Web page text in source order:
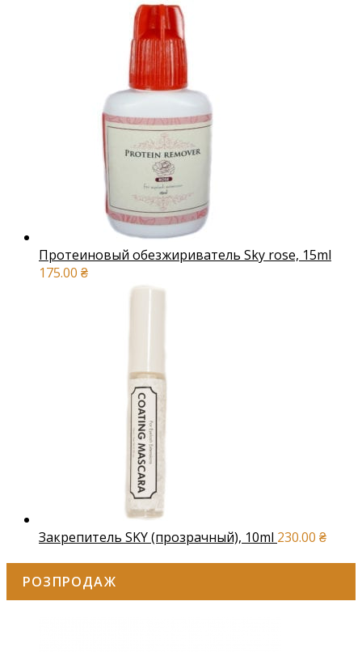
Протеиновый обезжириватель Sky rose, 15ml
175.00 ₴
Закрепитель SKY (прозрачный), 10ml 230.00 ₴
РОЗПРОДАЖ